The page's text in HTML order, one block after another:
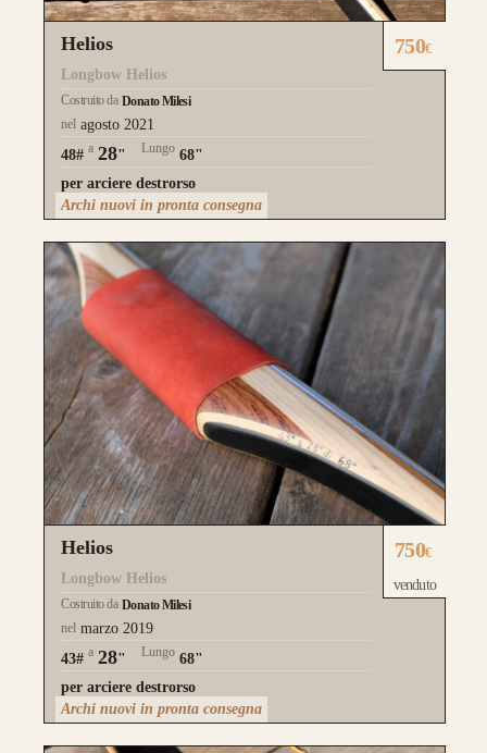
Helios
Longbow Helios
Costruito da Donato Milesi
nel agosto 2021
48# a 28" Lungo 68"
per arciere destrorso
750€
Archi nuovi in pronta consegna
Helios
Longbow Helios
Costruito da Donato Milesi
nel marzo 2019
43# a 28" Lungo 68"
per arciere destrorso
750€
venduto
Archi nuovi in pronta consegna